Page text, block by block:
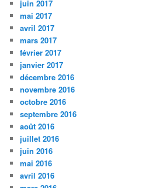
juin 2017
mai 2017
avril 2017
mars 2017
février 2017
janvier 2017
décembre 2016
novembre 2016
octobre 2016
septembre 2016
août 2016
juillet 2016
juin 2016
mai 2016
avril 2016